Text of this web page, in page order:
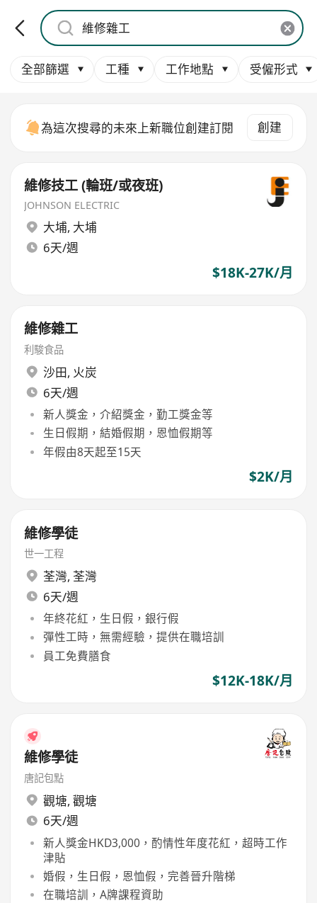
全部篩選 工種 工作地點 受僱形式
為這次搜尋的未來上新職位創建訂閱 創建
維修技工 (輪班/或夜班)
JOHNSON ELECTRIC
大埔, 大埔
6天/週
$18K-27K/月
維修雜工
利駿食品
沙田, 火炭
6天/週
新人獎金，介紹獎金，勤工獎金等
生日假期，結婚假期，恩恤假期等
年假由8天起至15天
$2K/月
維修學徒
世一工程
荃灣, 荃灣
6天/週
年終花紅，生日假，銀行假
彈性工時，無需經驗，提供在職培訓
員工免費膳食
$12K-18K/月
維修學徒
唐記包點
觀塘, 觀塘
6天/週
新人獎金HKD3,000，酌情性年度花紅，超時工作
津貼
婚假，生日假，恩恤假，完善晉升階梯
在職培訓，A牌課程資助